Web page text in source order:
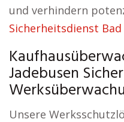
und verhindern
Sicherheitsdienst
Jadebusen
Unsere